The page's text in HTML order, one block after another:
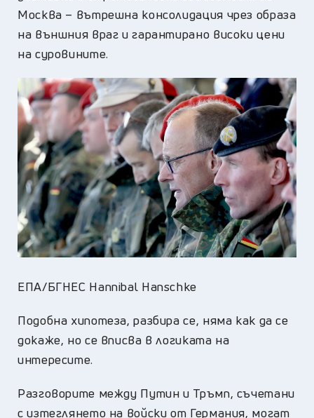
Москва – вътрешна консолидация чрез образа
на външния враг и гарантирано високи цени
на суровините.
ЕПА/БГНЕС Hannibal Hanschke
Подобна хипотеза, разбира се, няма как да се
докаже, но се вписва в логиката на
интересите.
Разговорите между Путин и Тръмп, съчетани
с изтеглянето на войски от Германия, могат